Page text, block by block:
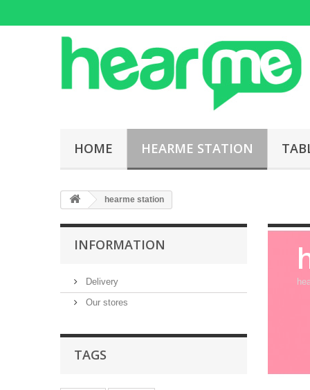
HOME HEARME STATION
hearme station
INFORMATION
Delivery
Our stores
TAGS